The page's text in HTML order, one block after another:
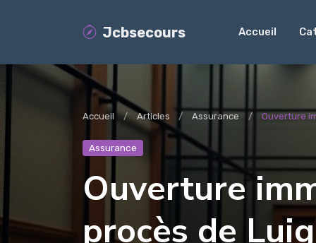
Jcbsecours Accueil
Accueil Articles Assurance Ouverture
Assurance
Ouverture
procès de